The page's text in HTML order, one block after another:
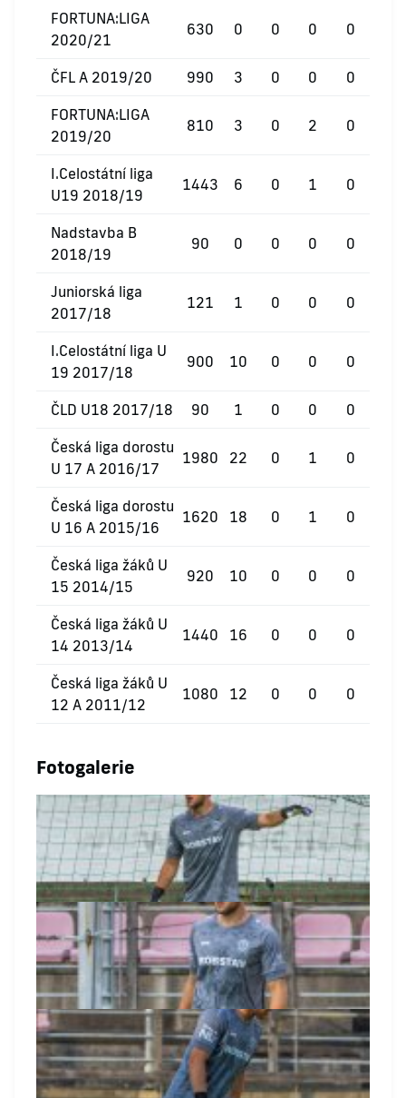
FORTUNA:LIGA
2020/21
630 0 0 0 0
ČFL A 2019/20 990 3 0 0 0
FORTUNA:LIGA
2019/20
810 3 0 2 0
I.Celostátní liga
U19 2018/19
1443 6 0 1 0
Nadstavba B
2018/19
90 0 0 0 0
Juniorská liga
2017/18
121 1 0 0 0
I.Celostátní liga U
19 2017/18
900 10 0 0 0
ČLD U18 2017/18 90 1 0 0 0
Česká liga dorostu
U 17 A 2016/17
1980 22 0 1 0
Česká liga dorostu
U 16 A 2015/16
1620 18 0 1 0
Česká liga žáků U
15 2014/15
920 10 0 0 0
Česká liga žáků U
14 2013/14
1440 16 0 0 0
Česká liga žáků U
12 A 2011/12
1080 12 0 0 0
Fotogalerie